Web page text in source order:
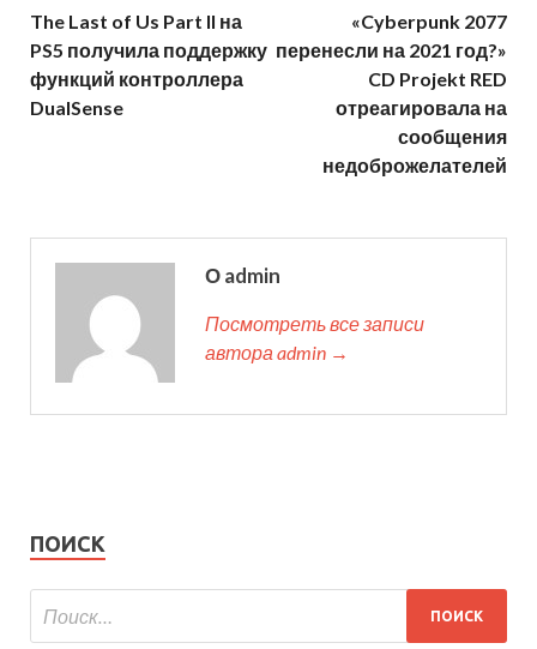
The Last of Us Part II на
PS5 получила поддержку
функций контроллера
DualSense
«Cyberpunk 2077
перенесли на 2021 год?»
CD Projekt RED
отреагировала на
сообщения
недоброжелателей
О admin
Посмотреть все записи
автора admin →
ПОИСК